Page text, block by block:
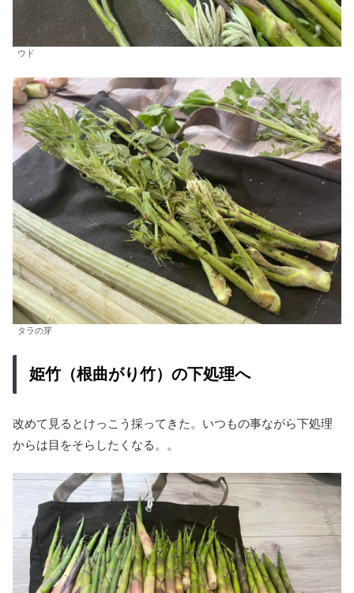
ウド
タラの芽
姫竹（根曲がり竹）の下処理へ
改めて見るとけっこう採ってきた。いつもの事ながら下処理
からは目をそらしたくなる。。